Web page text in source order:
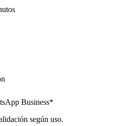
Business*
según uso.